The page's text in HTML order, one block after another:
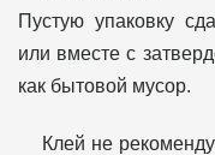
Пустую упаковку
или вместе с
как бытовой мусор.
Клей не